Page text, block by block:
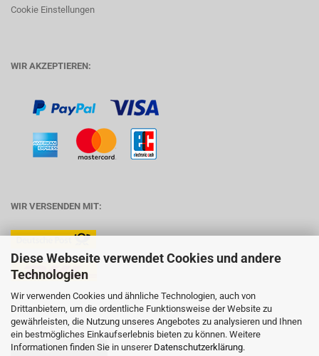
Diese Webseite verwendet Cookies und andere
Technologien
Wir verwenden Cookies und ähnliche Technologien, auch von
Drittanbietern, um die ordentliche Funktionsweise der Website zu
gewährleisten, die Nutzung unseres Angebotes zu analysieren und Ihnen
ein bestmögliches Einkaufserlebnis bieten zu können. Weitere
Informationen finden Sie in unserer Datenschutzerklärung.
Cookie Einstellungen
WIR AKZEPTIEREN:
WIR VERSENDEN MIT:
WIDERRUFSRECHT:
Vertrag widerrufen